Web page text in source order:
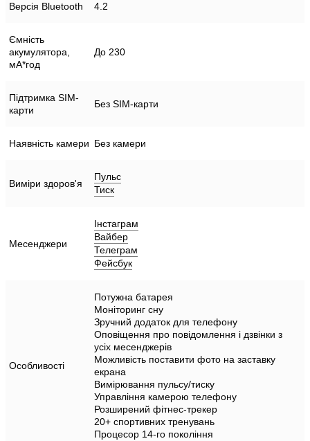
Версія Bluetooth 4.2
Ємність
акумулятора,
мА*год
До 230
Підтримка SIM-
карти
Без SIM-карти
Наявність камери Без камери
Виміри здоров'я
Пульс
Тиск
Месенджери
Інстаграм
Вайбер
Телеграм
Фейсбук
Особливості
Потужна батарея
Моніторинг сну
Зручний додаток для телефону
Оповіщення про повідомлення і дзвінки з
усіх месенджерів
Можливість поставити фото на заставку
екрана
Вимірювання пульсу/тиску
Управління камерою телефону
Розширений фітнес-трекер
20+ спортивних тренувань
Процесор 14-го покоління